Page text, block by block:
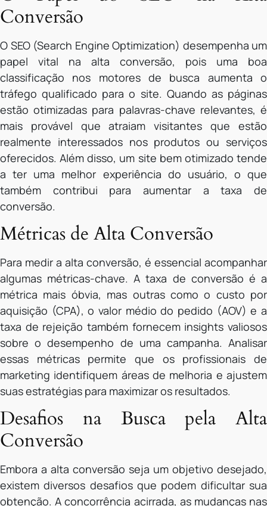
Conversão
O SEO (Search Engine Optimization) desempenha um
papel vital na alta conversão, pois uma boa
classificação nos motores de busca aumenta o
tráfego qualificado para o site. Quando as páginas
estão otimizadas para palavras-chave relevantes, é
mais provável que atraiam visitantes que estão
realmente interessados nos produtos ou serviços
oferecidos. Além disso, um site bem otimizado tende
a ter uma melhor experiência do usuário, o que
também contribui para aumentar a taxa de
conversão.
Métricas de Alta Conversão
Para medir a alta conversão, é essencial acompanhar
algumas métricas-chave. A taxa de conversão é a
métrica mais óbvia, mas outras como o custo por
aquisição (CPA), o valor médio do pedido (AOV) e a
taxa de rejeição também fornecem insights valiosos
sobre o desempenho de uma campanha. Analisar
essas métricas permite que os profissionais de
marketing identifiquem áreas de melhoria e ajustem
suas estratégias para maximizar os resultados.
Desafios na Busca pela Alta
Conversão
Embora a alta conversão seja um objetivo desejado,
existem diversos desafios que podem dificultar sua
obtenção. A concorrência acirrada, as mudanças nas